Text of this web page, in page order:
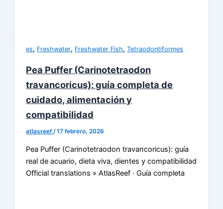
es, Freshwater, Freshwater Fish,Tetraodontiformes
Pea Puffer (Carinotetraodon
travancoricus): guía completa de
cuidado, alimentación y
compatibilidad
atlasreef/17 febrero, 2026
Pea Puffer (Carinotetraodon travancoricus): guía
real de acuario, dieta viva, dientes y compatibilidad
Official translations » AtlasReef · Guía completa